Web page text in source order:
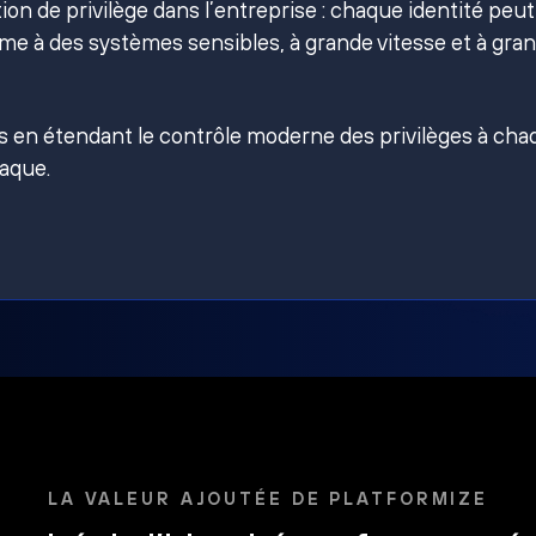
de privilège dans l’entreprise : chaque identité peut
à des systèmes sensibles, à grande vitesse et à
en étendant le contrôle moderne des privilèges à
LA VALEUR AJOUTÉE DE PLATFORMIZE